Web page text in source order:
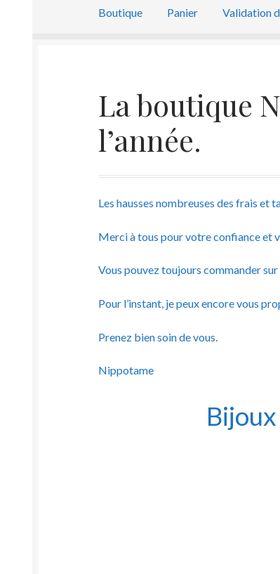
Boutique Panier Validation
La boutique
l’année.
Les hausses nombreuses des frais
Merci à tous pour votre confiance et
Vous pouvez toujours commander sur
Pour l’instant, je peux encore vous
Prenez bien soin de vous.
Nippotame